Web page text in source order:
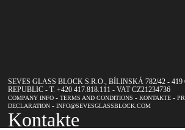
SEVES GLASS BLOCK S.R.O., BÍLINSKÁ 782/42 -
REPUBLIC - T. +420 417.818.111 - VAT CZ21234736
COMPANY INFO -TERMS AND CONDITIONS -KONTAKTE -
DECLARATION -INFO@SEVESGLASSBLOCK.COM
Kontakte